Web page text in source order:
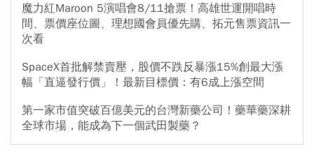
魔力紅Maroon 5演唱會8/11搶票！高雄世運開唱時
間、票價座位圖、理想國會員優先購、拓元售票資訊一
次看
SpaceX首批解禁賣壓，股價不跌反暴漲15%創最大漲
幅「直逼發行價」！最新目標價：有6成上漲空間
第一家市值突破百億美元的台灣新藥公司！藥華藥深耕
全球市場，能成為下一個武田製藥？